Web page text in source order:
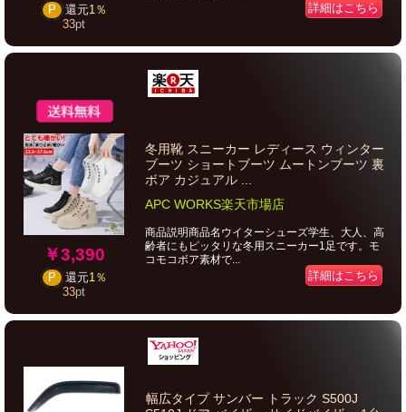
P 還元1％
33pt
詳細はこちら
￥3,390
P 還元1％
33pt
冬用靴 スニーカー レディース ウィンター
ブーツ ショートブーツ ムートンブーツ 裏
ボア カジュアル ...
APC WORKS楽天市場店
商品説明商品名ウイターシューズ学生、大人、高
齢者にもピッタリな冬用スニーカー1足です。モ
コモコボア素材で...
詳細はこちら
幅広タイプ サンバー トラック S500J